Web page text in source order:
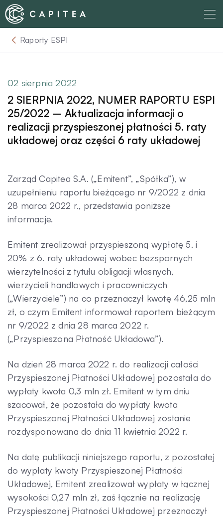
Skip
to
content
O nas
Dla Wierzyciela
Relacje Inwestorskie
Dla Dłużnika
Komunikaty
Aktualności
Kontakt
Raporty ESPI
02 sierpnia 2022
2 SIERPNIA 2022, NUMER RAPORTU ESPI
25/2022 – Aktualizacja informacji o
realizacji przyspieszonej płatności 5. raty
układowej oraz części 6 raty układowej
Zarząd Capitea S.A. („Emitent”, „Spółka”), w
uzupełnieniu raportu bieżącego nr 9/2022 z dnia
28 marca 2022 r., przedstawia poniższe
informacje.
Emitent zrealizował przyspieszoną wypłatę 5. i
20% z 6. raty układowej wobec bezspornych
wierzytelności z tytułu obligacji własnych,
wierzycieli handlowych i pracowniczych
(„Wierzyciele”) na co przeznaczył kwotę 46,25 mln
zł, o czym Emitent informował raportem bieżącym
nr 9/2022 z dnia 28 marca 2022 r.
(„Przyspieszona Płatność Układowa”).
Na dzień 28 marca 2022 r. do realizacji całości
Przyspieszonej Płatności Układowej pozostała do
wypłaty kwota 0,3 mln zł. Emitent w tym dniu
szacował, że pozostała do wypłaty kwota
Przyspieszonej Płatności Układowej zostanie
rozdysponowana do dnia 11 kwietnia 2022 r.
Na datę publikacji niniejszego raportu, z pozostałej
do wypłaty kwoty Przyspieszonej Płatności
Układowej, Emitent zrealizował wypłaty w łącznej
wysokości 0,27 mln zł, zaś łącznie na realizację
Przyspieszonej Płatności Układowej przeznaczył